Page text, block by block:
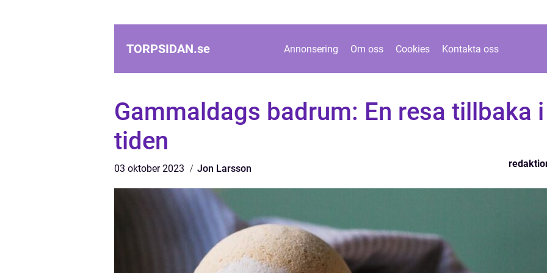
TORPSIDAN.se Annonsering Om oss Cookies Kontakta oss
Gammaldags badrum: En resa tillbaka i
tiden
03 oktober 2023 Jon Larsson